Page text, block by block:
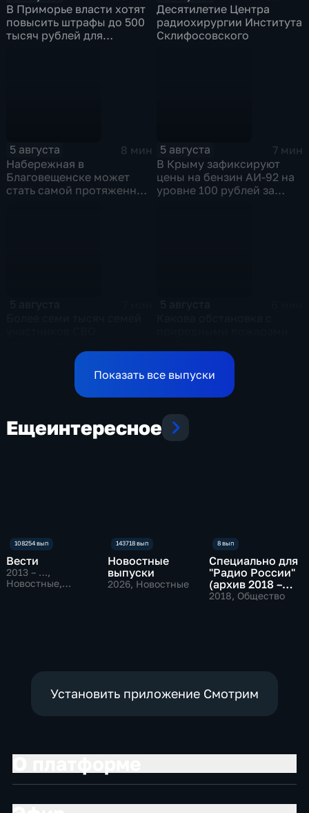
В Приморье власти хотят
повысить штрафы до 500
тысяч рублей для
Десятилетие Центра
радиохирургии Института
Склифосовского
5 августа
8 мин
Набережная в
Благовещенске может
стать самой протяженной
5 августа
7 мин
В Крыму зафиксируют
цены на бензин АИ-92 на
уровне 100 рублей за
поддержки в Ульяновской
Показать все выпуски
Ещеинтересное
Вести
2013 – …,
Новостные,
Новостные
выпуски
2026, Новостные
Специально для
"Радио России"
(архив 2018 –
2019)
2018, Общество
Установить приложение Смотрим